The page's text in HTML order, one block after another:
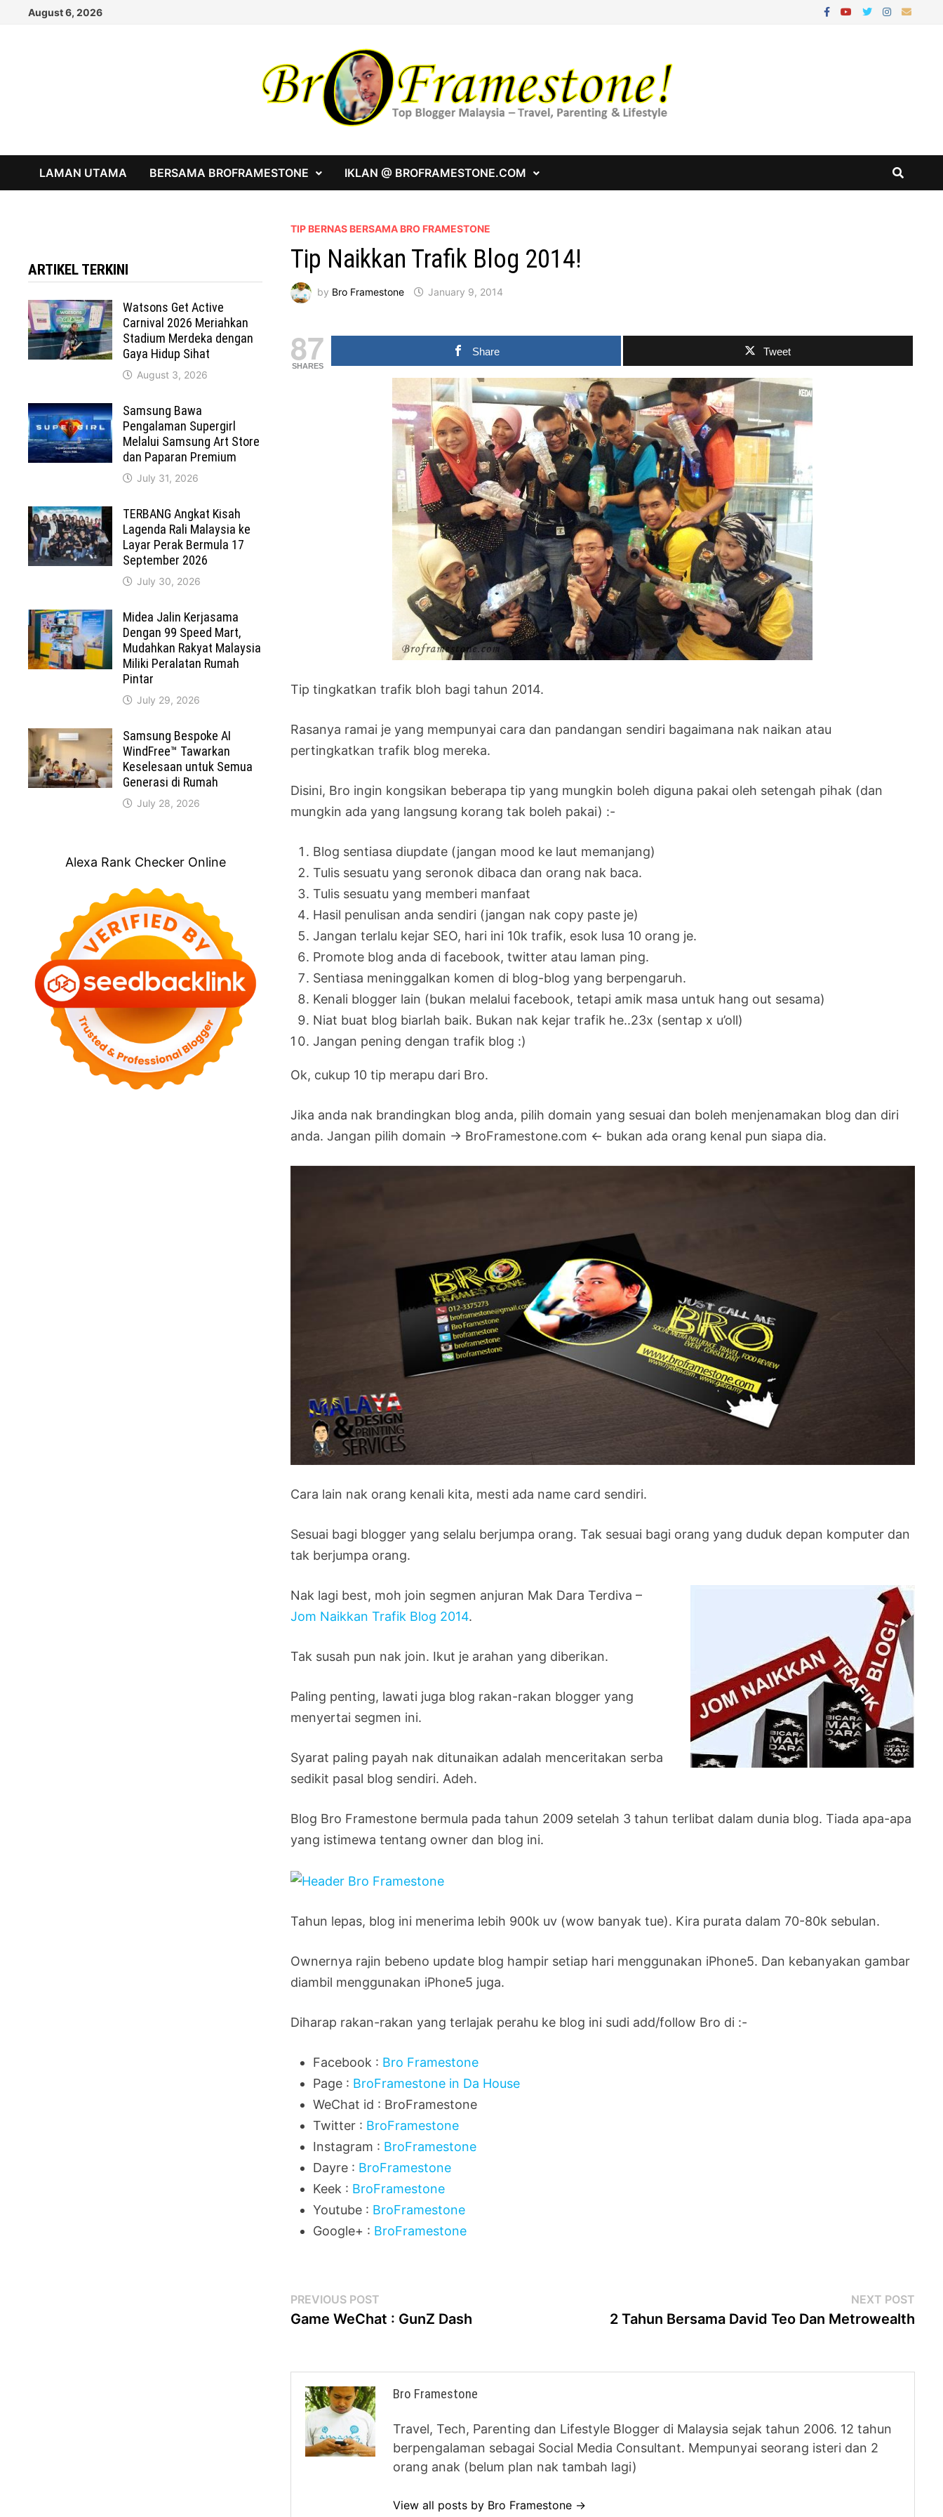
August 6, 2026
LAMAN UTAMA BERSAMA BROFRAMESTONE IKLAN @ BROFRAMESTONE.COM
TIP BERNAS BERSAMA BRO FRAMESTONE
Tip Naikkan Trafik Blog 2014!
by Bro Framestone January 9, 2014
87
SHARES
Share Tweet
Tip tingkatkan trafik bloh bagi tahun 2014.
Rasanya ramai je yang mempunyai cara dan pandangan sendiri bagaimana nak naikan atau
pertingkatkan trafik blog mereka.
Disini, Bro ingin kongsikan beberapa tip yang mungkin boleh diguna pakai oleh setengah pihak (dan
mungkin ada yang langsung korang tak boleh pakai) :-
Blog sentiasa diupdate (jangan mood ke laut memanjang)
Tulis sesuatu yang seronok dibaca dan orang nak baca.
Tulis sesuatu yang memberi manfaat
Hasil penulisan anda sendiri (jangan nak copy paste je)
Jangan terlalu kejar SEO, hari ini 10k trafik, esok lusa 10 orang je.
Promote blog anda di facebook, twitter atau laman ping.
Sentiasa meninggalkan komen di blog-blog yang berpengaruh.
Kenali blogger lain (bukan melalui facebook, tetapi amik masa untuk hang out sesama)
Niat buat blog biarlah baik. Bukan nak kejar trafik he..23x (sentap x u’oll)
Jangan pening dengan trafik blog :)
Ok, cukup 10 tip merapu dari Bro.
Jika anda nak brandingkan blog anda, pilih domain yang sesuai dan boleh menjenamakan blog dan diri
anda. Jangan pilih domain -> BroFramestone.com <- bukan ada orang kenal pun siapa dia.
Cara lain nak orang kenali kita, mesti ada name card sendiri.
Sesuai bagi blogger yang selalu berjumpa orang. Tak sesuai bagi orang yang duduk depan komputer dan
tak berjumpa orang.
Nak lagi best, moh join segmen anjuran Mak Dara Terdiva –
Jom Naikkan Trafik Blog 2014.
Tak susah pun nak join. Ikut je arahan yang diberikan.
Paling penting, lawati juga blog rakan-rakan blogger yang
menyertai segmen ini.
Syarat paling payah nak ditunaikan adalah menceritakan serba
sedikit pasal blog sendiri. Adeh.
Blog Bro Framestone bermula pada tahun 2009 setelah 3 tahun terlibat dalam dunia blog. Tiada apa-apa
yang istimewa tentang owner dan blog ini.
Tahun lepas, blog ini menerima lebih 900k uv (wow banyak tue). Kira purata dalam 70-80k sebulan.
Ownernya rajin bebeno update blog hampir setiap hari menggunakan iPhone5. Dan kebanyakan gambar
diambil menggunakan iPhone5 juga.
Diharap rakan-rakan yang terlajak perahu ke blog ini sudi add/follow Bro di :-
Facebook : Bro Framestone
Page : BroFramestone in Da House
WeChat id : BroFramestone
Twitter : BroFramestone
Instagram : BroFramestone
Dayre : BroFramestone
Keek : BroFramestone
Youtube : BroFramestone
Google+ : BroFramestone
Post
navigation
PREVIOUS POST
post:
Game WeChat : GunZ Dash
NEXT POSTNext
2 Tahun Bersama David Teo Dan Metrowealth
Bro Framestone
Travel, Tech, Parenting dan Lifestyle Blogger di Malaysia sejak tahun 2006. 12 tahun
berpengalaman sebagai Social Media Consultant. Mempunyai seorang isteri dan 2
orang anak (belum plan nak tambah lagi)
View all posts by Bro Framestone →
ARTIKEL TERKINI
Watsons Get Active
Carnival 2026 Meriahkan
Stadium Merdeka dengan
Gaya Hidup Sihat
August 3, 2026
Samsung Bawa
Pengalaman Supergirl
Melalui Samsung Art Store
dan Paparan Premium
July 31, 2026
TERBANG Angkat Kisah
Lagenda Rali Malaysia ke
Layar Perak Bermula 17
September 2026
July 30, 2026
Midea Jalin Kerjasama
Dengan 99 Speed Mart,
Mudahkan Rakyat Malaysia
Miliki Peralatan Rumah
Pintar
July 29, 2026
Samsung Bespoke AI
WindFree™ Tawarkan
Keselesaan untuk Semua
Generasi di Rumah
July 28, 2026
Alexa Rank Checker Online